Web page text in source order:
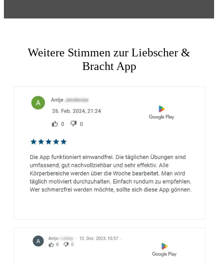
Weitere Stimmen zur Liebscher &
Bracht App